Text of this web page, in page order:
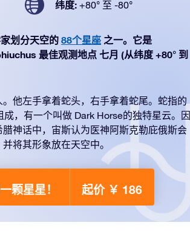
纬度: +80° 至 -80°
划分天空的 88个星座 之一。它是
最佳观测地点 七月 (从纬度 +80° 到
他左手拿着蛇头，右手拿着蛇尾。蛇指的
，有一个叫做 Dark Horse的独特星云。因
神话中，宙斯认为医神阿斯克勒庇俄斯会
将其形象放在天空中。
颗星星！ 起价 ￥ 186